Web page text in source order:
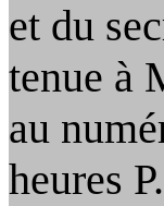
et du
tenue à
au
heures